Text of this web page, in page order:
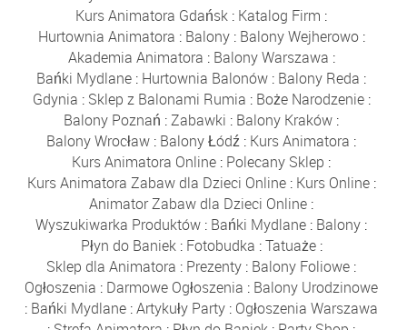
Kurs Animatora Gdańsk : Katalog Firm :
Hurtownia Animatora : Balony: Balony Wejherowo:
Akademia Animatora : Balony Warszawa :
Bańki Mydlane : Hurtownia Balonów : Balony Reda :
Gdynia : Sklep z Balonami Rumia : Boże Narodzenie:
Balony Poznań :Zabawki : Balony Kraków :
Balony Wrocław : Balony Łódź : Kurs Animatora :
Kurs Animatora Online : Polecany Sklep :
Kurs Animatora Zabaw dla Dzieci Online: Kurs Online:
Animator Zabaw dla Dzieci Online :
Wyszukiwarka Produktów : Bańki Mydlane : Balony :
Płyn do Baniek: Fotobudka :Tatuaże:
Sklep dla Animatora : Prezenty : Balony Foliowe :
Ogłoszenia : Darmowe Ogłoszenia : Balony Urodzinowe
: Bańki Mydlane :Artykuły Party : Ogłoszenia Warszawa